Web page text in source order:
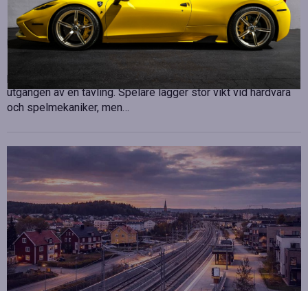
sport
Publicerad juli 10, 2026
E-sport har utvecklats från att vara en hobby till en
professionell disciplin där varje millisekund kan avgöra
utgången av en tävling. Spelare lägger stor vikt vid hårdvara
och spelmekaniker, men…